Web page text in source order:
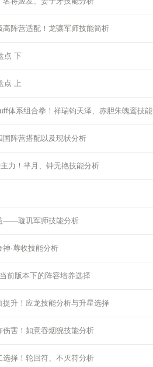
高阵营适配！龙骧军师技能简析
点 下
点 上
体系组合拳！祥瑞钧天泽、赤胆朱魄鸾技能
国阵营搭配以及现状分析
力！芈月、钟无艳技能分析
——璇玑军师技能分析
·蓐收技能分析
前版本下的阵容培养选择
提升！应龙技能分析与升星选择
伤害！如意吞烟猊技能分析
选择！轮回符、不灭符分析